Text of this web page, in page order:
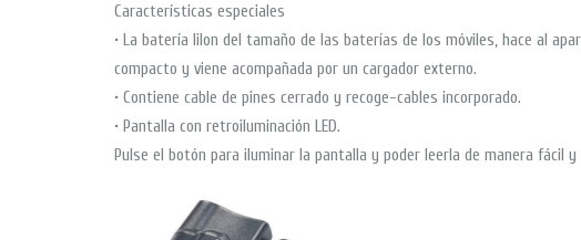
Características especiales
• La batería lilon del tamaño de las baterías de los móviles, hace al
compacto y viene acompañada por un cargador externo.
• Contiene cable de pines cerrado y recoge-cables incorporado.
• Pantalla con retroiluminación LED.
Pulse el botón para iluminar la pantalla y poder leerla de manera fácil y